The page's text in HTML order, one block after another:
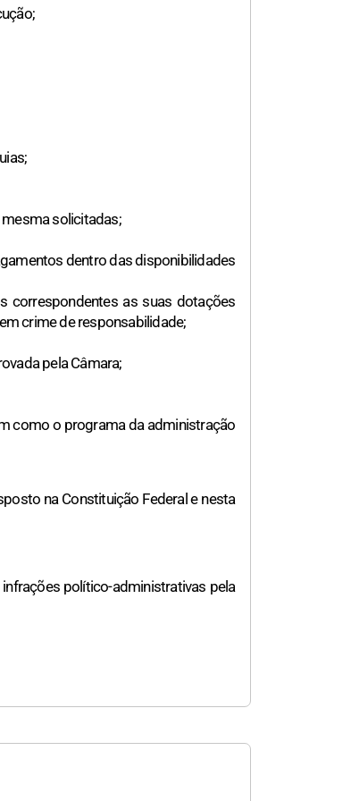
solicitadas;
dentro das disponibilidades
correspondentes as suas dotações
crime de responsabilidade;
pela Câmara;
como o programa da administração
na Constituição Federal e nesta
político-administrativas pela